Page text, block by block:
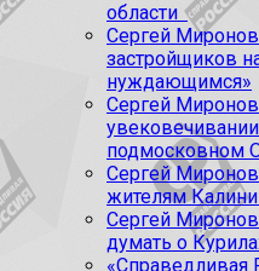
области
Сергей
застройщиков
нуждающимся»
Сергей
подмосковном
Сергей
жителям
Сергей
думать о
«Справедливая